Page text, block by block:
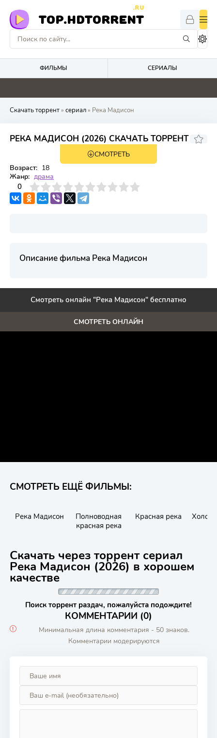
TOP.HDTORRENT
.RU
ФИЛЬМЫ СЕРИАЛЫ
4.4 0 0 0
Скачать торрент» сериал» Река Мадисон
РЕКА МАДИСОН (2026) СКАЧАТЬ ТОРРЕНТ
1 сезон 6 серияСМОТРЕТЬ
Возраст: 18
Жанр: драма
0
4 6 7 8 9 10
Описание фильма Река Мадисон
Смотреть онлайн "Река Мадисон" бесплатно
СМОТРЕТЬ ОНЛАЙН
СМОТРЕТЬ ЕЩЁ ФИЛЬМЫ:
Река Мадисон
Полноводная
красная река
Красная река
Скачать через торрент сериал
Река Мадисон (2026) в хорошем
качестве
Поиск торрент раздач, пожалуйста подождите!
КОММЕНТАРИИ (0)
Минимальная длина комментария - 50 знаков.
Комментарии модерируются